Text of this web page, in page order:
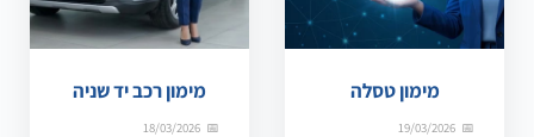
מימון טסלה
19/03/2026
מימון רכב יד שניה
18/03/2026